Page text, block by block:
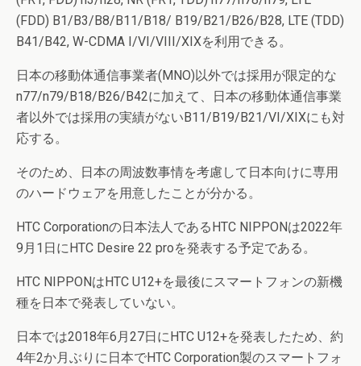
(FDD) B1/B3/B8/B11/B18/ B19/B21/B26/B28, LTE (TDD)
B41/B42, W-CDMA I/VI/VIII/XIXを利用できる。
日本の移動体通信事業者(MNO)以外では採用が限定的な
n77/n79/B18/B26/B42に加えて、日本の移動体通信事業
者以外では採用の実績がないB11/B19/B21/VI/XIXにも対
応する。
そのため、日本の周波数事情を考慮して日本向けに専用
のハードウェアを用意したことが分かる。
HTC Corporationの日本法人であるHTC NIPPONは2022年
9月1日にHTC Desire 22 proを発表する予定である。
HTC NIPPONはHTC U12+を最後にスマートフォンの新機
種を日本で発表していない。
日本では2018年6月27日にHTC U12+を発表したため、約
4年2か月ぶりに日本でHTC Corporation製のスマートフォ